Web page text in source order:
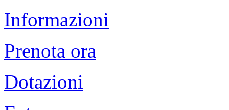
Informazioni
Prenota ora
Dotazioni